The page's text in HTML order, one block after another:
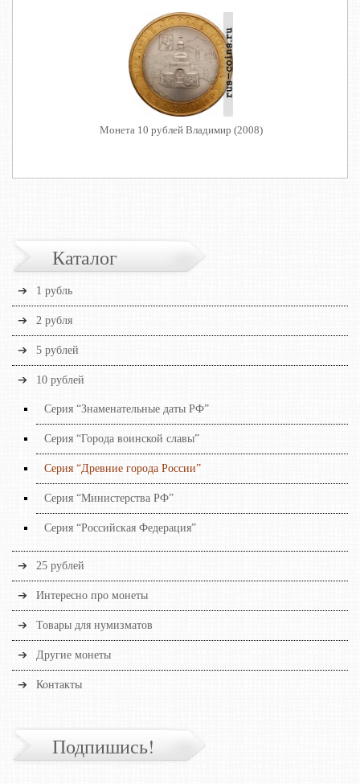
Монета 10 рублей Владимир (2008)
Каталог
1 рубль
2 рубля
5 рублей
10 рублей
Серия “Знаменательные даты РФ”
Серия “Города воинской славы”
Серия “Древние города России”
Серия “Министерства РФ”
Серия “Российская Федерация”
25 рублей
Интересно про монеты
Товары для нумизматов
Другие монеты
Контакты
Подпишись!